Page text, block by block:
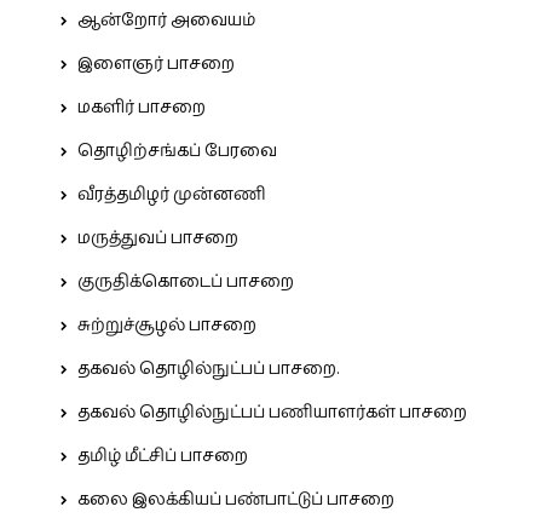
ஆன்றோர் அவையம்
இளைஞர் பாசறை
மகளிர் பாசறை
தொழிற்சங்கப் பேரவை
வீரத்தமிழர் முன்னணி
மருத்துவப் பாசறை
குருதிக்கொடைப் பாசறை
சுற்றுச்சூழல் பாசறை
தகவல் தொழில்நுட்பப் பாசறை.
தகவல் தொழில்நுட்பப் பணியாளர்கள் பாசறை
தமிழ் மீட்சிப் பாசறை
கலை இலக்கியப் பண்பாட்டுப் பாசறை